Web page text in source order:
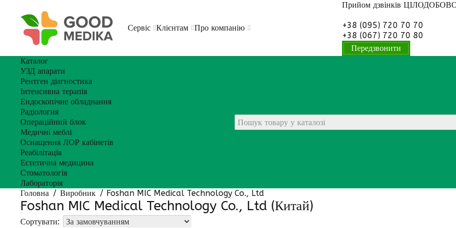
Сервіс Клієнтам Про компанію
Прийом дзвінків
+38 (095) 720 70 70
+38 (067) 720 70 80
Передзвонити
Каталог
УЗД апарати
Рентген діагностика
Інтенсивна терапія
Ендоскопічне обладнання
Радіология
Операційний блок
Медичні меблі
Оснащення ЛОР кабінетів
Реабілітація
Естетична медицина
Стоматологія
Лабораторія
Головна Виробник Foshan MIC Medical Technology Co., Ltd
Foshan MIC Medical Technology Co., Ltd (Китай)
Сортувати: